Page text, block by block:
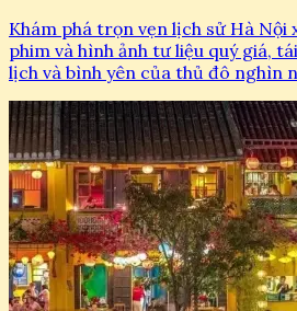
Khám phá trọn vẹn lịch sử Hà Nội
phim và hình ảnh tư liệu quý giá,
lịch và bình yên của thủ đô nghìn